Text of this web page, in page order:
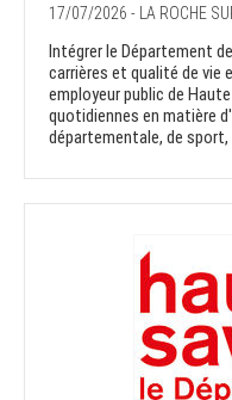
17/07/2026 - LA ROCHE
Intégrer le Département
carrières et qualité de vie
employeur public de
quotidiennes en matière
départementale, de sport,